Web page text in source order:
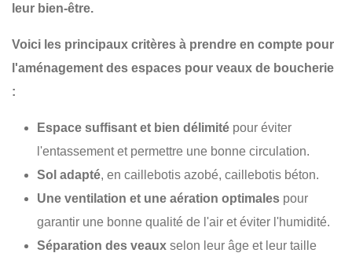
leur bien-être.
Voici les principaux critères à prendre en compte pour
l'aménagement des espaces pour veaux de boucherie
:
Espace suffisant et bien délimité pour éviter
l'entassement et permettre une bonne circulation.
Sol adapté, en caillebotis azobé, caillebotis béton.
Une ventilation et une aération optimales pour
garantir une bonne qualité de l'air et éviter l'humidité.
Séparation des veaux selon leur âge et leur taille